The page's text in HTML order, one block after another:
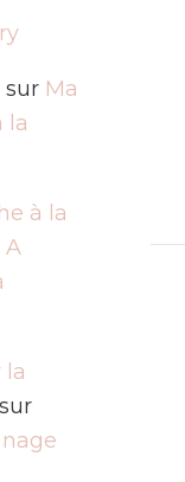
sur Ma
la
à la
A
la
sur